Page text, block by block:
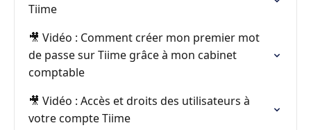
Tiime
🎥 Vidéo : Comment créer mon premier mot
de passe sur Tiime grâce à mon cabinet
comptable
🎥 Vidéo : Accès et droits des utilisateurs à
votre compte Tiime